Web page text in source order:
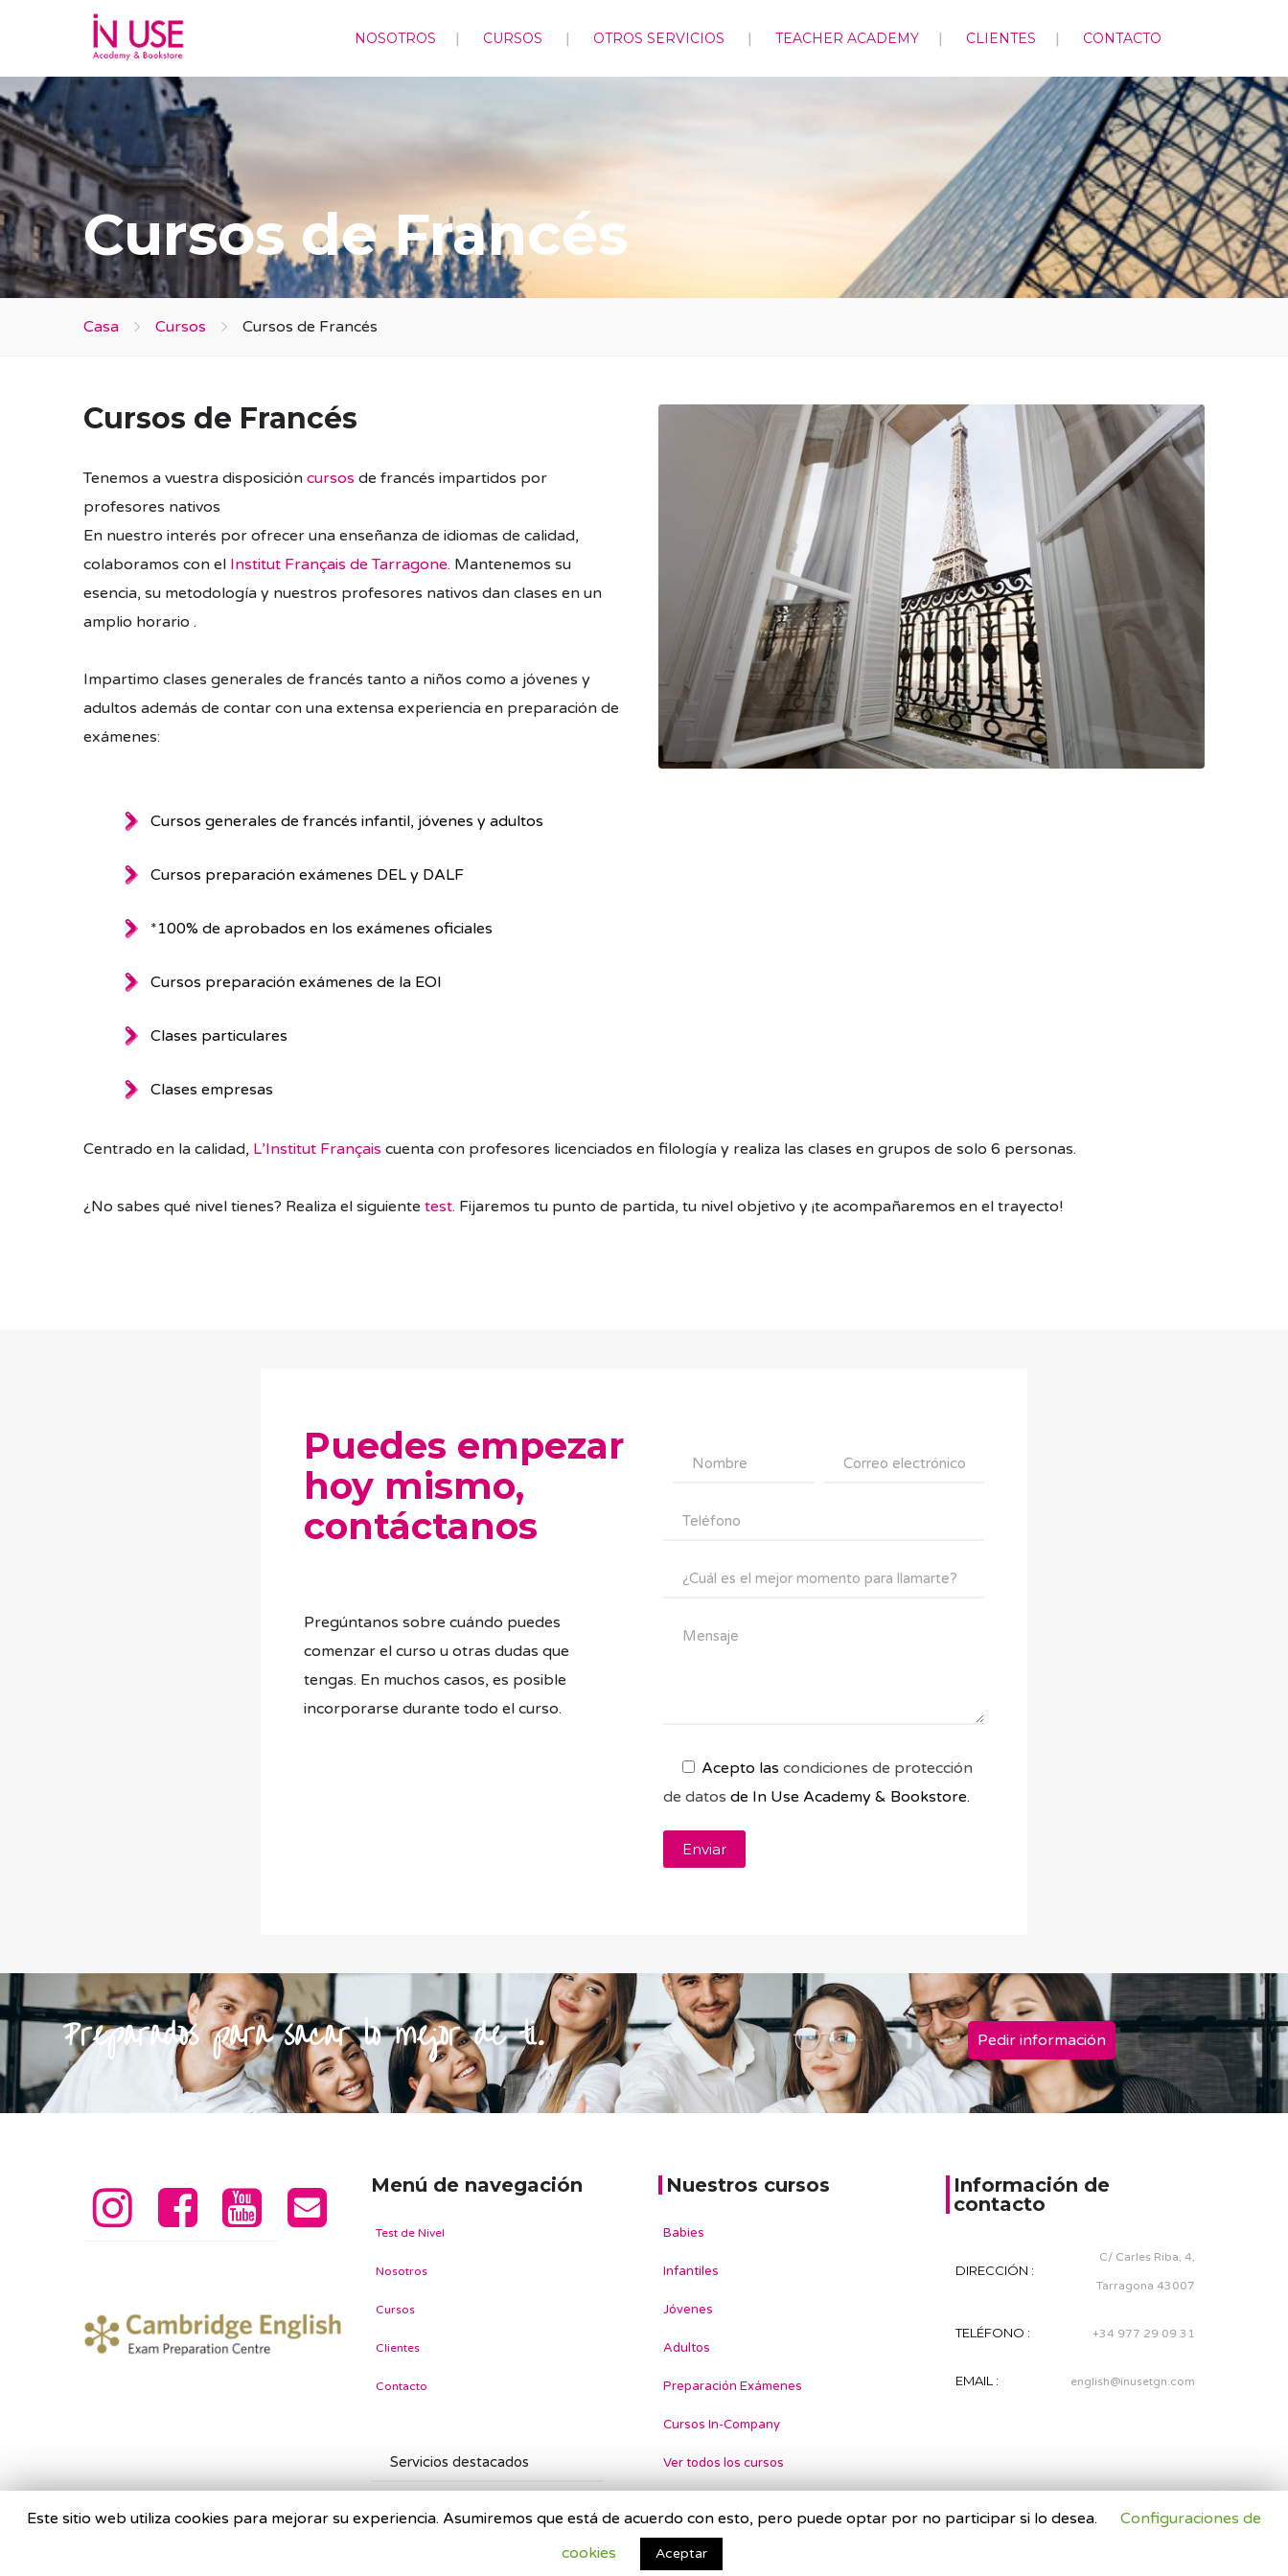
NOSOTROS CURSOS OTROS SERVICIOS TEACHER ACADEMY CLIENTES CONTACTO
Cursos de Francés
Casa Cursos Cursos de Francés
Cursos de Francés
Tenemos a vuestra disposición cursos de francés impartidos por
profesores nativos
En nuestro interés por ofrecer una enseñanza de idiomas de calidad,
colaboramos con el Institut Français de Tarragone. Mantenemos su
esencia, su metodología y nuestros profesores nativos dan clases en un
amplio horario .
Impartimo clases generales de francés tanto a niños como a jóvenes y
adultos además de contar con una extensa experiencia en preparación de
exámenes:
Cursos generales de francés infantil, jóvenes y adultos
Cursos preparación exámenes DEL y DALF
*100% de aprobados en los exámenes oficiales
Cursos preparación exámenes de la EOI
Clases particulares
Clases empresas
Centrado en la calidad, L’Institut Français cuenta con profesores licenciados en filología y realiza las clases en grupos de solo 6 personas.
¿No sabes qué nivel tienes? Realiza el siguiente test. Fijaremos tu punto de partida, tu nivel objetivo y ¡te acompañaremos en el trayecto!
Puedes empezar
hoy mismo,
contáctanos
Pregúntanos sobre cuándo puedes
comenzar el curso u otras dudas que
tengas. En muchos casos, es posible
incorporarse durante todo el curso.
Acepto las condiciones de protección
de datos de In Use Academy & Bookstore.
Preparados para sacar lo mejor de ti. Pedir información
Menú de navegación
Test de Nivel
Nosotros
Cursos
Clientes
Contacto
Nuestros cursos
Babies
Infantiles
Jóvenes
Adultos
Preparación Exámenes
Cursos In-Company
Ver todos los cursos
Información de
contacto
DIRECCIÓN :
C/ Carles Riba, 4,
Tarragona 43007
TELÉFONO : +34 977 29 09 31
EMAIL : english@inusetgn.com
Este sitio web utiliza cookies para mejorar su experiencia. Asumiremos que está de acuerdo con esto, pero puede optar por no participar si lo desea.
Configuraciones de
cookies
Aceptar